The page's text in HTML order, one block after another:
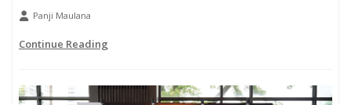
Panji Maulana
Continue Reading